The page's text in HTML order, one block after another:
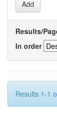
Results/
In order
Results 1-1